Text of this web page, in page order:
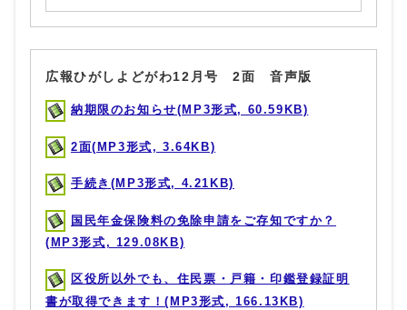
広報ひがしよどがわ12月号 2面 音声版
納期限のお知らせ(MP3形式, 60.59KB)
2面(MP3形式, 3.64KB)
手続き(MP3形式, 4.21KB)
国民年金保険料の免除申請をご存知ですか？
(MP3形式, 129.08KB)
区役所以外でも、住民票・戸籍・印鑑登録証明
書が取得できます！(MP3形式, 166.13KB)